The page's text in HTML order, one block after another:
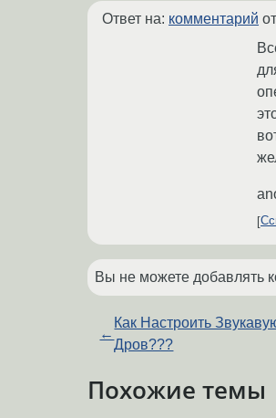
Ответ на: комментарий
Вы не можете добавлять
←
Как Настроить
Дров???
Похожие темы